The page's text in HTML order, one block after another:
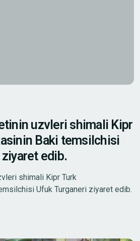
uzvleri shimali Kipr
Baki temsilchisi
edib.
shimali Kipr Turk
Ufuk Turganeri ziyaret edib.